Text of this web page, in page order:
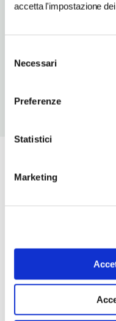
accetta l'impostazione
delNecessari
Preferenze
Statistici
Marketing
ORARI DI APERTURA
ingresso gratuito